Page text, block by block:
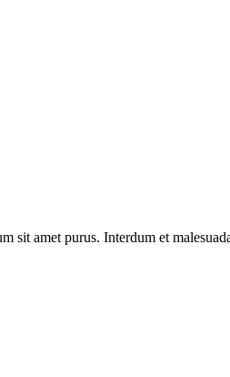
sit amet purus. Interdum et